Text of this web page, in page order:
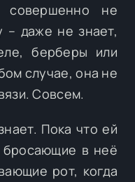
совершенно не
– даже не знает,
берберы или
случае, она не
Совсем.
Пока что ей
бросающие в неё
рот, когда